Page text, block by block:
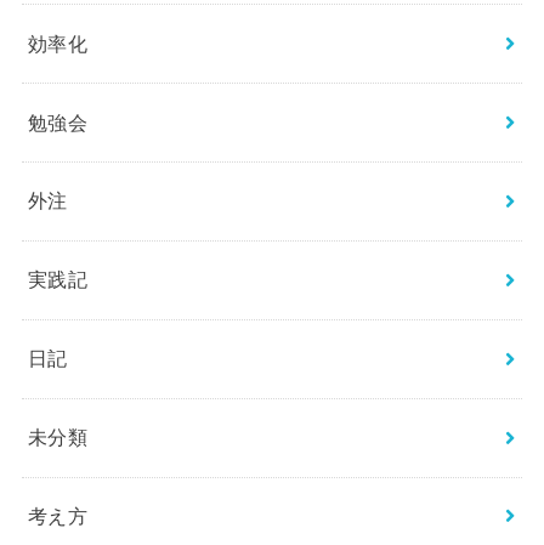
効率化
勉強会
外注
実践記
日記
未分類
考え方